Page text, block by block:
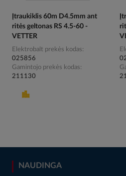
Įtraukiklis 60m D4.5mm ant
ritės geltonas RS 4.5-60 -
VETTER
Elektrobalt prekės kodas
025856
Gamintojo prekės kodas
211130
NAUDINGA